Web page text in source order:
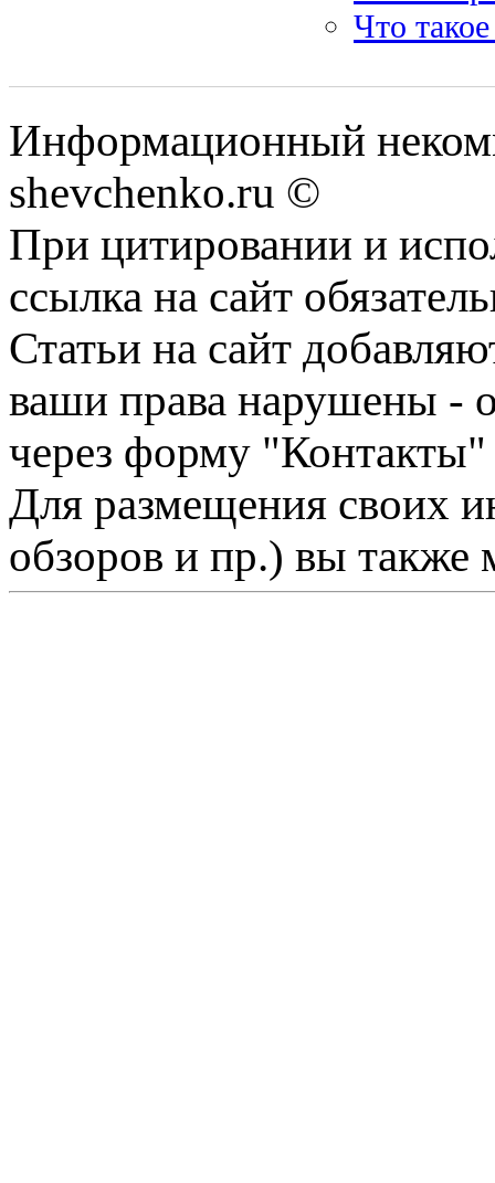
Что
Информационный
shevchenko.ru ©
При цитировании и
ссылка на сайт
Статьи на сайт
ваши права нарушены -
через форму "Контакты"
Для размещения своих
обзоров и пр.) вы также